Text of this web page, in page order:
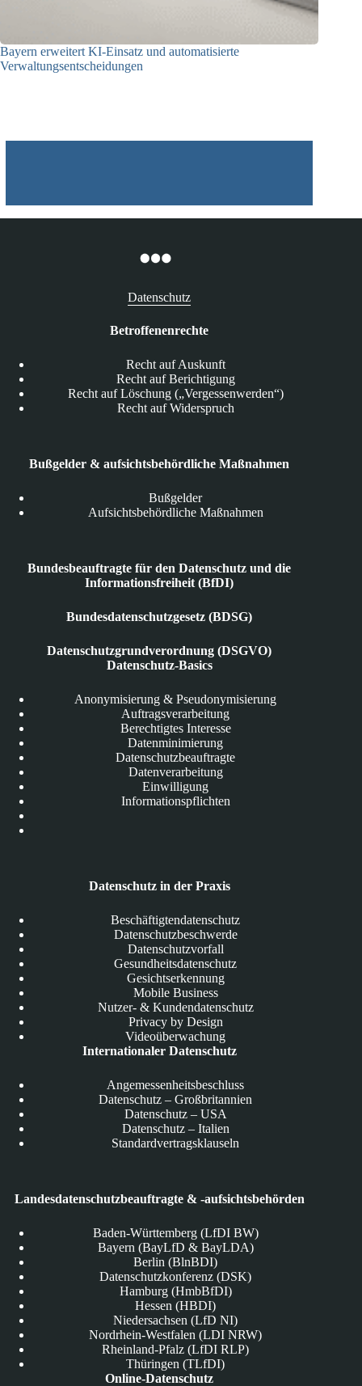
Bayern erweitert KI-Einsatz und automatisierte
Verwaltungsentscheidungen
Datenschutz
Betroffenenrechte
Recht auf Auskunft
Recht auf Berichtigung
Recht auf Löschung („Vergessenwerden“)
Recht auf Widerspruch
Bußgelder & aufsichtsbehördliche Maßnahmen
Bußgelder
Aufsichtsbehördliche Maßnahmen
Bundesbeauftragte für den Datenschutz und die
Informationsfreiheit (BfDI)
Bundesdatenschutzgesetz (BDSG)
Datenschutzgrundverordnung (DSGVO)
Datenschutz-Basics
Anonymisierung & Pseudonymisierung
Auftragsverarbeitung
Berechtigtes Interesse
Datenminimierung
Datenschutzbeauftragte
Datenverarbeitung
Einwilligung
Informationspflichten
Datenschutz in der Praxis
Beschäftigtendatenschutz
Datenschutzbeschwerde
Datenschutzvorfall
Gesundheitsdatenschutz
Gesichtserkennung
Mobile Business
Nutzer- & Kundendatenschutz
Privacy by Design
Videoüberwachung
Internationaler Datenschutz
Angemessenheitsbeschluss
Datenschutz – Großbritannien
Datenschutz – USA
Datenschutz – Italien
Standardvertragsklauseln
Landesdatenschutzbeauftragte & -aufsichtsbehörden
Baden-Württemberg (LfDI BW)
Bayern (BayLfD & BayLDA)
Berlin (BlnBDI)
Datenschutzkonferenz (DSK)
Hamburg (HmbBfDI)
Hessen (HBDI)
Niedersachsen (LfD NI)
Nordrhein-Westfalen (LDI NRW)
Rheinland-Pfalz (LfDI RLP)
Thüringen (TLfDI)
Online-Datenschutz